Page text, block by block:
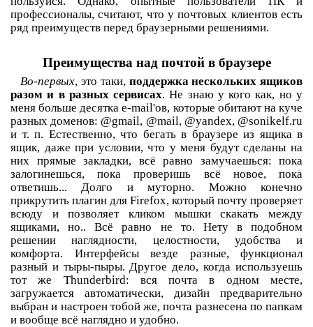
профессионалы, считают, что у почтовых клиентов есть
ряд преимуществ перед браузерными решениями.
Преимущества над почтой в браузере
Во-первых, это таки, поддержка нескольких ящиков
разом и в разных сервисах. Не знаю у кого как, но у
меня больше десятка e-mail'ов, которые обитают на куче
разных доменов: @gmail, @mail, @yandex, @sonikelf.ru
и т. п. Естественно, что бегать в браузере из ящика в
ящик, даже при условии, что у меня будут сделаны на
них прямые закладки, всё равно замучаешься: пока
залогинешься, пока проверишь всё новое, пока
ответишь... Долго и муторно. Можно конечно
прикрутить плагин для Firefox, который почту проверяет
всюду и позволяет кликом мышки скакать между
ящиками, но.. Всё равно не то. Нету в подобном
решении наглядности, целостности, удобства и
комфорта. Интерфейсы везде разные, функционал
разный и тыры-пыры. Другое дело, когда используешь
тот же Thunderbird: вся почта в одном месте,
загружается автоматически, дизайн предварительно
выбран и настроен тобой же, почта разнесена по папкам
и вообще всё наглядно и удобно.